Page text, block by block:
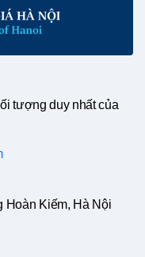
tượng duy nhất của
Hoàn Kiếm, Hà Nội